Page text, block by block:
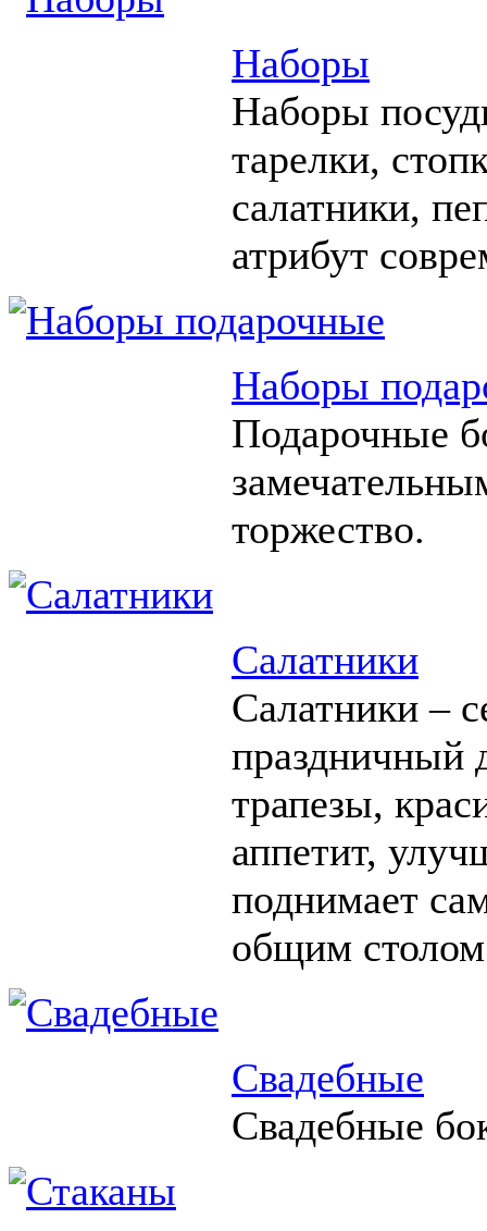
Наборы
Наборы
тарелки,
салатники,
атрибут
Наборы
Подарочные
торжество.
Салатники
Салатники –
праздничный
трапезы,
аппетит,
поднимает
общим
Свадебные
Свадебные